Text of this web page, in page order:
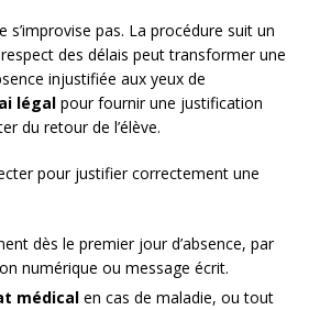
s’improvise pas. La procédure suit un
des délais peut transformer une
injustifiée aux yeux de
légal pour fournir une justification
du retour de l’élève.
pour justifier correctement une
dès le premier jour d’absence, par
numérique ou message écrit.
médical en cas de maladie, ou tout